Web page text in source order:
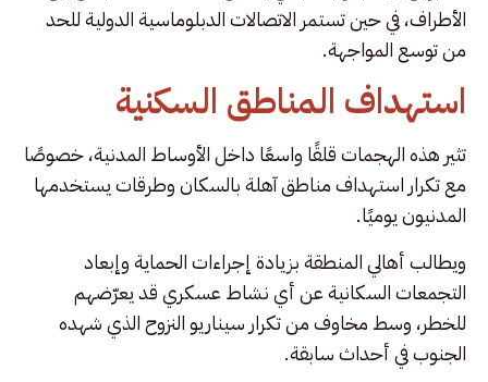
الأطراف، في حين تستمر الاتصالات الدبلوماسية الدولية للحد
من توسع المواجهة.
استهداف المناطق السكنية
تثير هذه الهجمات قلقًا واسعًا داخل الأوساط المدنية، خصوصًا
مع تكرار استهداف مناطق آهلة بالسكان وطرقات يستخدمها
المدنيون يوميًا.
ويطالب أهالي المنطقة بزيادة إجراءات الحماية وإبعاد
التجمعات السكانية عن أي نشاط عسكري قد يعرّضهم
للخطر، وسط مخاوف من تكرار سيناريو النزوح الذي شهده
الجنوب في أحداث سابقة.